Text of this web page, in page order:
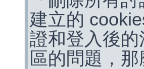
建立的
證和登入後
區的問題，